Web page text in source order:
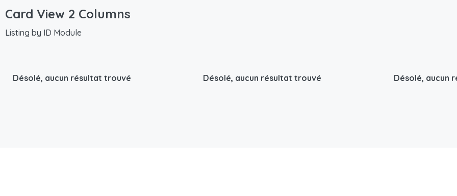
Card View 2 Columns
Listing by ID Module
Désolé, aucun résultat trouvé Désolé, aucun résultat trouvé Désolé, aucun